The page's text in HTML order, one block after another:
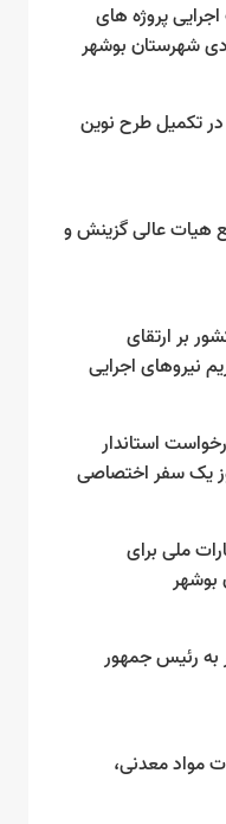
اجرایی پروژه های
شهرستان بوشهر
در تکمیل طرح نوین
هیات عالی گزینش و‌
بر ارتقای
نیروهای اجرایی
استاندار
یک سفر اختصاصی
ملی برای
بوشهر
به رئیس جمهور
مواد معدنی،